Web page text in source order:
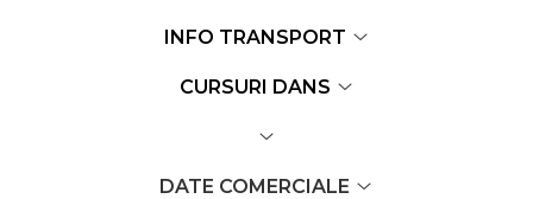
INFO TRANSPORT
CURSURI DANS
DATE COMERCIALE